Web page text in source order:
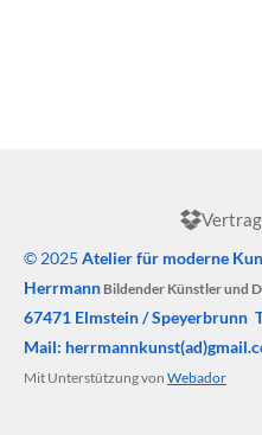
© 2025 Atelier für moderne
Herrmann Bildender Künstler und
67471 Elmstein / Speyerbrunn
Mail:
Mit Unterstützung von Webador